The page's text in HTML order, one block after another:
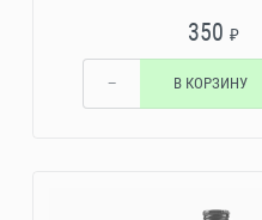
350 ₽
− В КОРЗИНУ